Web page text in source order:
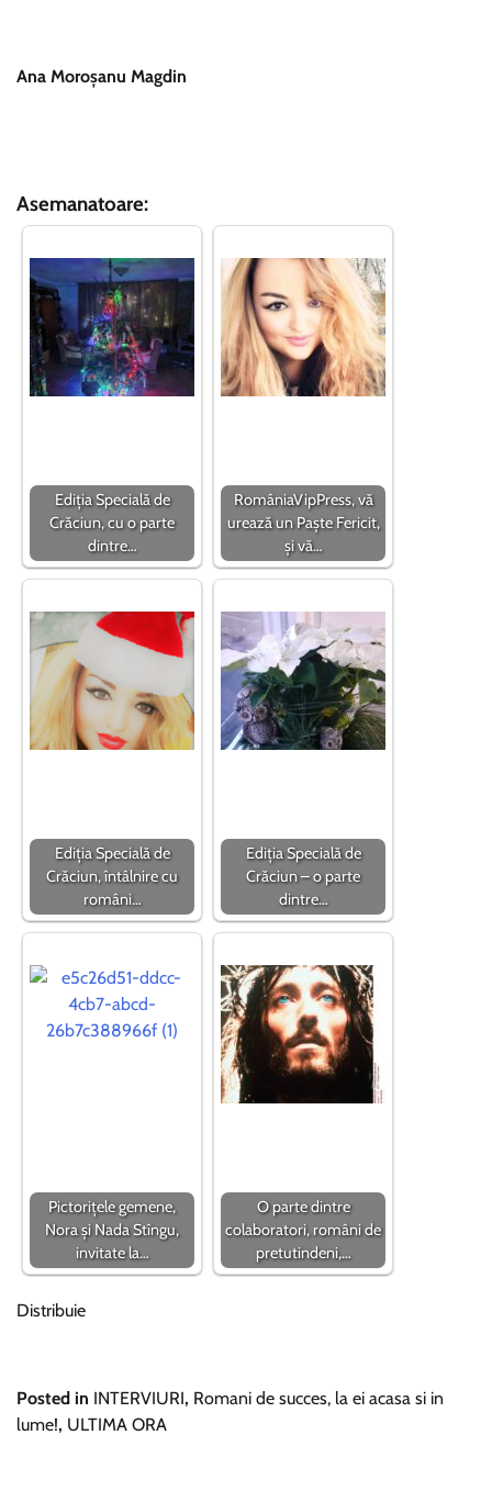
Ana Moroșanu Magdin
Asemanatoare:
Ediția Specială de
Crăciun, cu o parte
dintre…
RomâniaVipPress, vă
urează un Paște Fericit,
și vă…
Ediția Specială de
Crăciun, întâlnire cu
români…
Ediția Specială de
Crăciun – o parte
dintre…
Pictorițele gemene,
Nora și Nada Stîngu,
invitate la…
O parte dintre
colaboratori, români de
pretutindeni,…
Distribuie
Posted in INTERVIURI, Romani de succes, la ei acasa si in
lume!, ULTIMA ORA